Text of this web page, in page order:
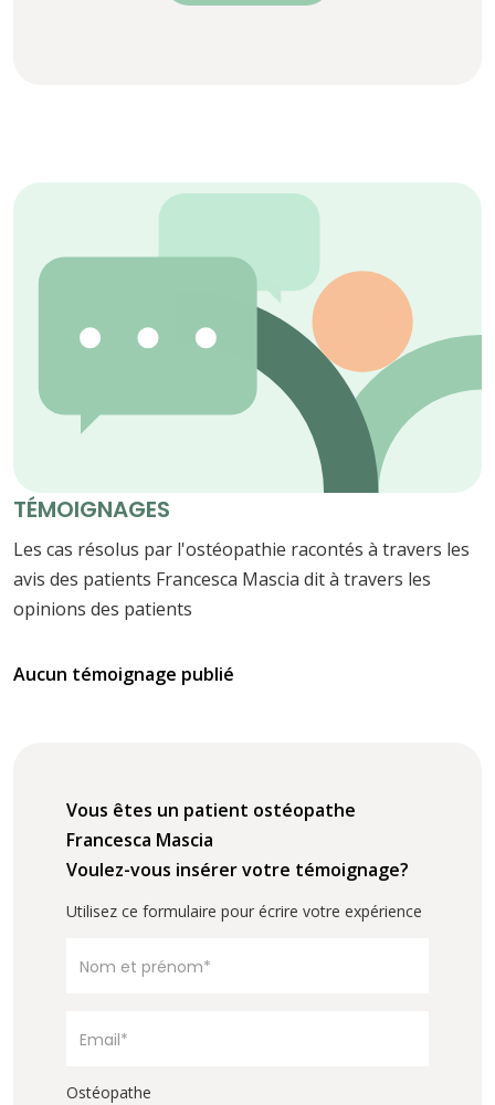
TÉMOIGNAGES
Les cas résolus par l'ostéopathie racontés à travers les
avis des patients Francesca Mascia dit à travers les
opinions des patients
Aucun témoignage publié
Vous êtes un patient ostéopathe
Francesca Mascia
Voulez-vous insérer votre témoignage?
Utilisez ce formulaire pour écrire votre expérience
Ostéopathe